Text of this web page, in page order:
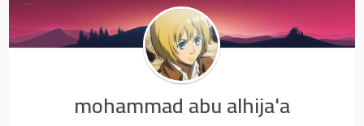
mohammad abu alhija'a